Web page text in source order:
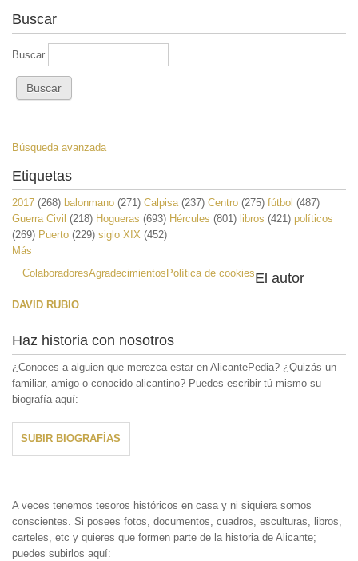
Buscar
Buscar
Búsqueda avanzada
Etiquetas
2017 (268) balonmano (271) Calpisa (237) Centro (275) fútbol (487)
Guerra Civil (218) Hogueras (693) Hércules (801) libros (421) políticos
(269) Puerto (229) siglo XIX (452)
Más
ColaboradoresAgradecimientos Política de cookiesEl autor
DAVID RUBIO
Haz historia con nosotros
¿Conoces a alguien que merezca estar en AlicantePedia? ¿Quizás un
familiar, amigo o conocido alicantino? Puedes escribir tú mismo su
biografía aquí:
SUBIR BIOGRAFÍAS
A veces tenemos tesoros históricos en casa y ni siquiera somos
conscientes. Si posees fotos, documentos, cuadros, esculturas, libros,
carteles, etc y quieres que formen parte de la historia de Alicante;
puedes subirlos aquí: